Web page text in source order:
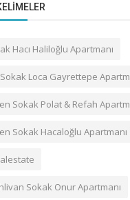
Hacı Haliloğlu Apartmanı
Loca Gayrettepe
Sokak Polat & Refah
Sokak Hacaloğlu Apartmanı
Sokak Onur Apartmanı